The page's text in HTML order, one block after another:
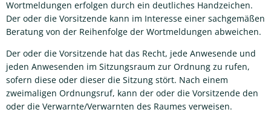
Wortmeldungen erfolgen durch ein deutliches Handzeichen.
Der oder die Vorsitzende kann im Interesse einer sachgemäßen
Beratung von der Reihenfolge der Wortmeldungen abweichen.
Der oder die Vorsitzende hat das Recht, jede Anwesende und
jeden Anwesenden im Sitzungsraum zur Ordnung zu rufen,
sofern diese oder dieser die Sitzung stört. Nach einem
zweimaligen Ordnungsruf, kann der oder die Vorsitzende den
oder die Verwarnte/Verwarnten des Raumes verweisen.